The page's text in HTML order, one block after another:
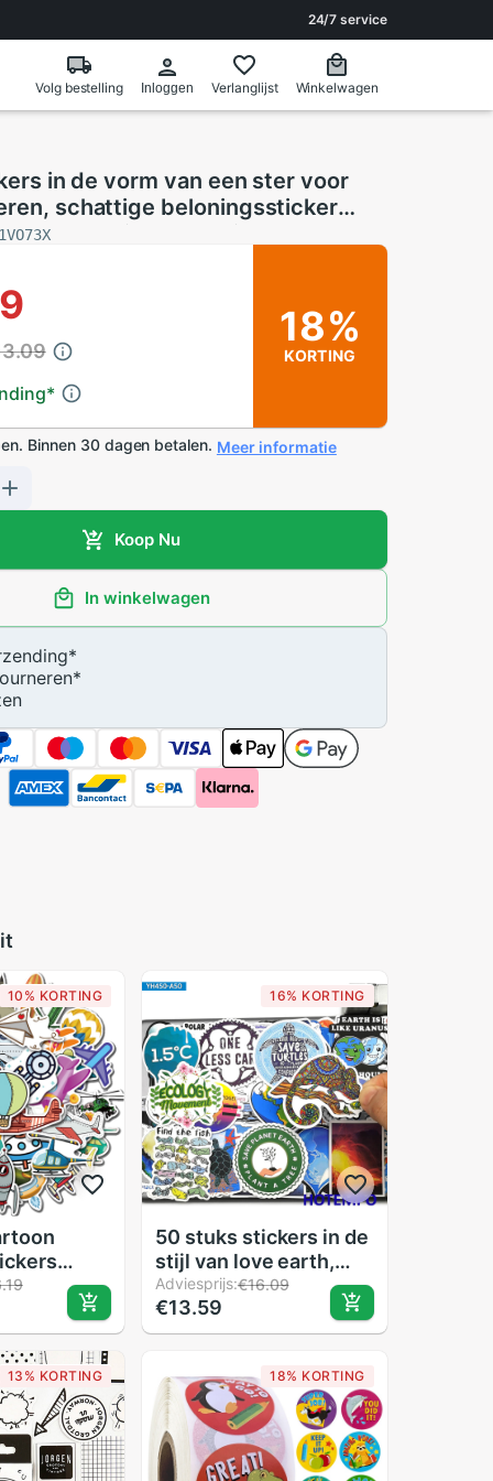
24/7 service
Volg bestelling Inloggen Verlanglijst Winkelwagen
in de vorm van een ster voor
schattige beloningssticker
hand- en lichaamsstickers voor
*
18%
KORTING
Binnen 30 dagen betalen. Meer informatie
Koop Nu
In winkelwagen
*
*
10% KORTING
pvc
voor
16% KORTING
50 stuks stickers in de
stijl van love earth,
educatief, groen en
ecologisch, dieren
redden voor kinderen,
telefoon, laptop,
koffer, stickers
Adviesprijs:€16.09
€13.59
13% KORTING 18% KORTING